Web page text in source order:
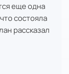
еще одна
состояла
рассказал